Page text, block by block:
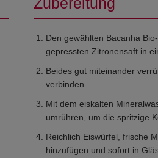
Den gewählten Bacanha
gepressten Zitronensaft in
Beides gut miteinander
verbinden.
Mit dem eiskalten
umrühren, um die spritzige
Reichlich Eiswürfel, frische
hinzufügen und sofort in